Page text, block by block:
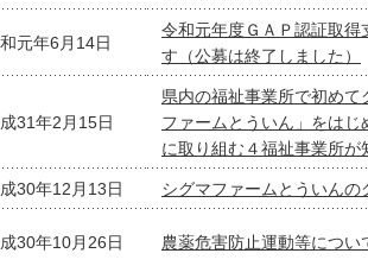
元年6月14日
令和元年度ＧＡＰ認証取得
す（公募は終了しました）
31年2月15日
県内の福祉事業所で初め
ファームとういん」をは
に取り組む４福祉事業所が
30年12月13日 シグマファームとういん
30年10月26日 農薬危害防止運動等につい